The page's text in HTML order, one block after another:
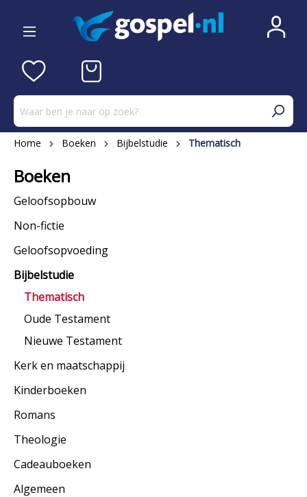
Home Boeken Bijbelstudie Thematisch
Boeken
Geloofsopbouw
Non-fictie
Geloofsopvoeding
Bijbelstudie
Thematisch
Oude Testament
Nieuwe Testament
Kerk en maatschappij
Kinderboeken
Romans
Theologie
Cadeauboeken
Algemeen